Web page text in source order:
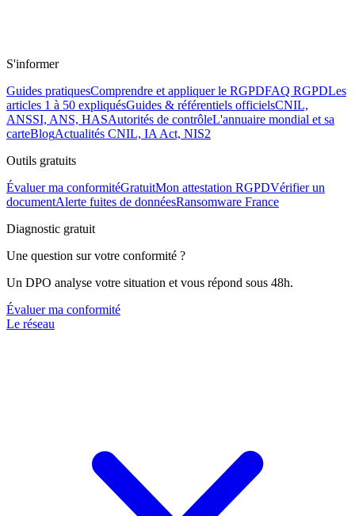
S'informer
Guides pratiquesComprendre et appliquer le RGPDFAQ RGPDLes
articles 1 à 50 expliquésGuides & référentiels officielsCNIL,
ANSSI, ANS, HASAutorités de contrôleL'annuaire mondial et sa
carteBlogActualités CNIL, IA Act, NIS2
Outils gratuits
Évaluer ma conformitéGratuitMon attestation RGPDVérifier un
documentAlerte fuites de donnéesRansomware France
Diagnostic gratuit
Une question sur votre conformité ?
Un DPO analyse votre situation et vous répond sous 48h.
Évaluer ma conformité
Le réseau